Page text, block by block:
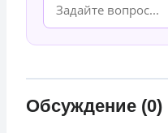
Обсуждение (0)